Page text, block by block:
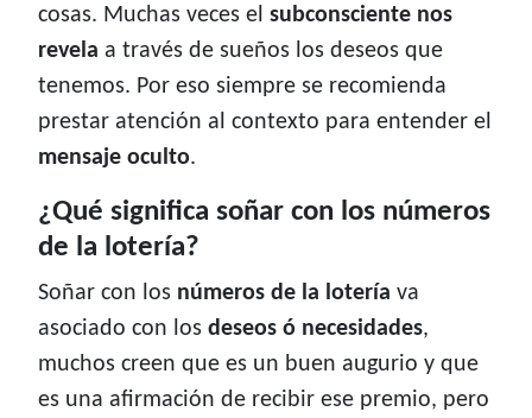
cosas. Muchas veces el subconsciente nos
revela a través de sueños los deseos que
tenemos. Por eso siempre se recomienda
prestar atención al contexto para entender el
mensaje oculto.
¿Qué significa soñar con los números
de la lotería?
Soñar con los números de la lotería va
asociado con los deseos ó necesidades,
muchos creen que es un buen augurio y que
es una afirmación de recibir ese premio, pero